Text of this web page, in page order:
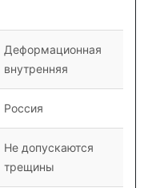
Деформационная
внутренняя
Россия
Не допускаются
трещины